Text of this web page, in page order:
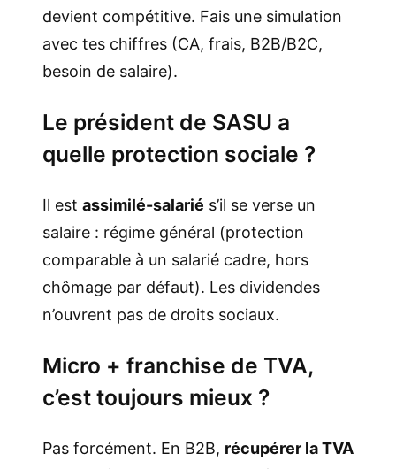
devient compétitive. Fais une simulation
avec tes chiffres (CA, frais, B2B/B2C,
besoin de salaire).
Le président de SASU a
quelle protection sociale ?
Il est assimilé-salarié s’il se verse un
salaire : régime général (protection
comparable à un salarié cadre, hors
chômage par défaut). Les dividendes
n’ouvrent pas de droits sociaux.
Micro + franchise de TVA,
c’est toujours mieux ?
Pas forcément. En B2B, récupérer la TVA